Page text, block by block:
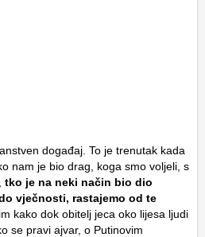
događaj. To je trenutak kada
nam je bio drag, koga smo voljeli, s
tko je na neki način bio dio
vječnosti, rastajemo od te
kako dok obitelj jeca oko lijesa ljudi
se pravi ajvar, o Putinovim